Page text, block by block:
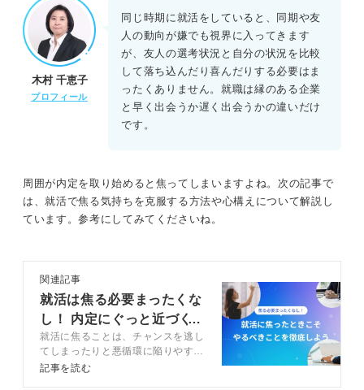
木村 千恵子
プロフィール
同じ時期に就活をしていると、同期や友
人の動向が嫌でも視界に入ってきます
が、友人の選考状況と自分の状況を比較
して落ち込んだり喜んだりする必要はま
ったくありません。就職は縁のある企業
と早く出会うか遅く出会うかの違いだけ
です。
周囲が内定を取り始めると焦ってしまいますよね。次の記事で
は、就活で焦る気持ちを克服する方法や心構えについて解説し
ています。参考にしてみてくださいね。
関連記事
就活は焦る必要まったくな
し！ 内定にぐっと近づく5
つの考え方
就活に焦ることは、チャンスを逃し
てしまったりと悪循環に陥りやすい
です。焦った時に意識したい考え方
記事を読む